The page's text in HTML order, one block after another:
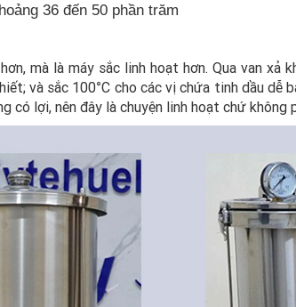
36 đến 50 phần trăm
mà là máy sắc linh hoạt hơn. Qua van xả
và sắc 100°C cho các vị chứa tinh dầu dễ
có lợi, nên đây là chuyện linh hoạt chứ không